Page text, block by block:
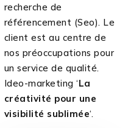
recherche de
référencement (Seo). Le
client est au centre de
nos préoccupations pour
un service de qualité.
Ideo-marketing ‘La
créativité pour une
visibilité sublimée‘.